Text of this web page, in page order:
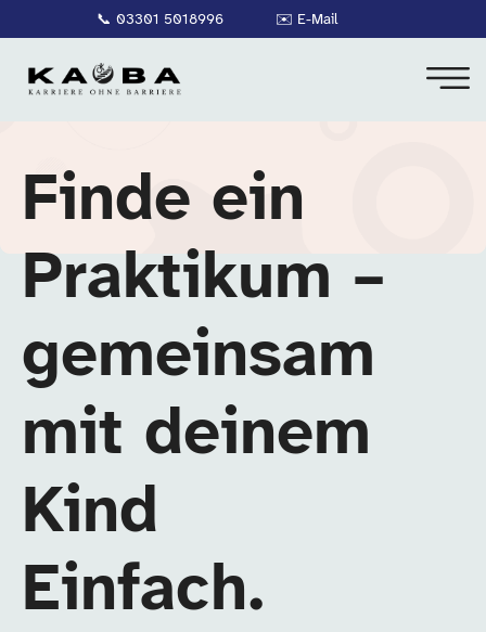
📞 03301 5018996 ✉️ E-Mail
Finde ein
Praktikum –
gemeinsam
mit deinem
Kind
Einfach.